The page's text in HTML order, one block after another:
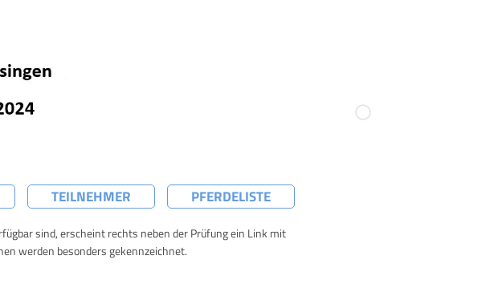
TEILNEHMER PFERDELISTE
sind, erscheint rechts neben der Prüfung ein Link mit
werden besonders gekennzeichnet.